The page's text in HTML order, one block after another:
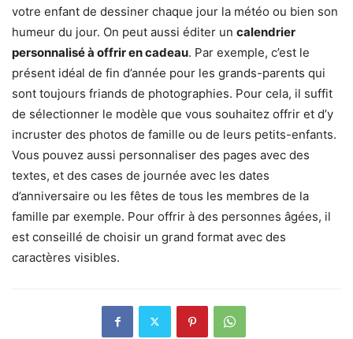
votre enfant de dessiner chaque jour la météo ou bien son
humeur du jour. On peut aussi éditer un calendrier
personnalisé à offrir en cadeau. Par exemple, c’est le
présent idéal de fin d’année pour les grands-parents qui
sont toujours friands de photographies. Pour cela, il suffit
de sélectionner le modèle que vous souhaitez offrir et d’y
incruster des photos de famille ou de leurs petits-enfants.
Vous pouvez aussi personnaliser des pages avec des
textes, et des cases de journée avec les dates
d’anniversaire ou les fêtes de tous les membres de la
famille par exemple. Pour offrir à des personnes âgées, il
est conseillé de choisir un grand format avec des
caractères visibles.